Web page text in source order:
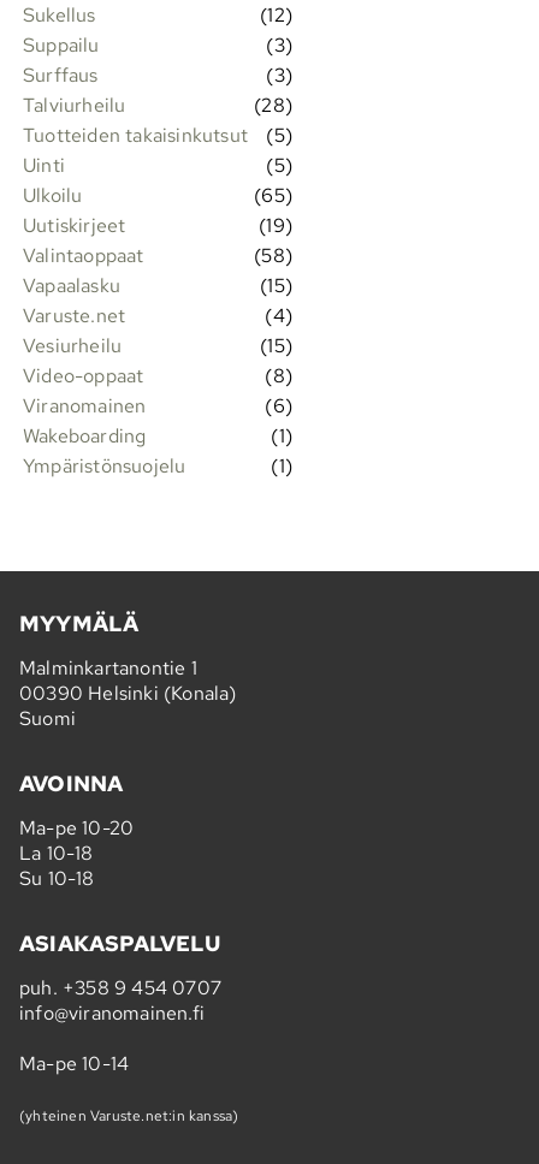
Sukellus
(12)
Suppailu
(3)
Surffaus
(3)
Talviurheilu
(28)
Tuotteiden takaisinkutsut
(5)
Uinti
(5)
Ulkoilu
(65)
Uutiskirjeet
(19)
Valintaoppaat
(58)
Vapaalasku
(15)
Varuste.net
(4)
Vesiurheilu
(15)
Video-oppaat
(8)
Viranomainen
(6)
Wakeboarding
(1)
Ympäristönsuojelu
(1)
MYYMÄLÄ
Malminkartanontie 1
00390 Helsinki (Konala)
Suomi
AVOINNA
Ma-pe 10-20
La 10-18
Su 10-18
ASIAKASPALVELU
puh. +358 9 454 0707
info@viranomainen.fi
Ma-pe 10-14
(yhteinen Varuste.net:in kanssa)